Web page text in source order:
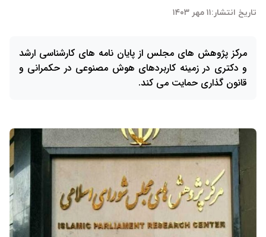
تاریخ انتشار:۱۱ مهر ۱۴۰۳
مرکز پژوهش های مجلس از پایان نامه های کارشناسی ارشد
و دکتری در زمینه کاربردهای هوش مصنوعی در حکمرانی و
قانون گذاری حمایت می کند.